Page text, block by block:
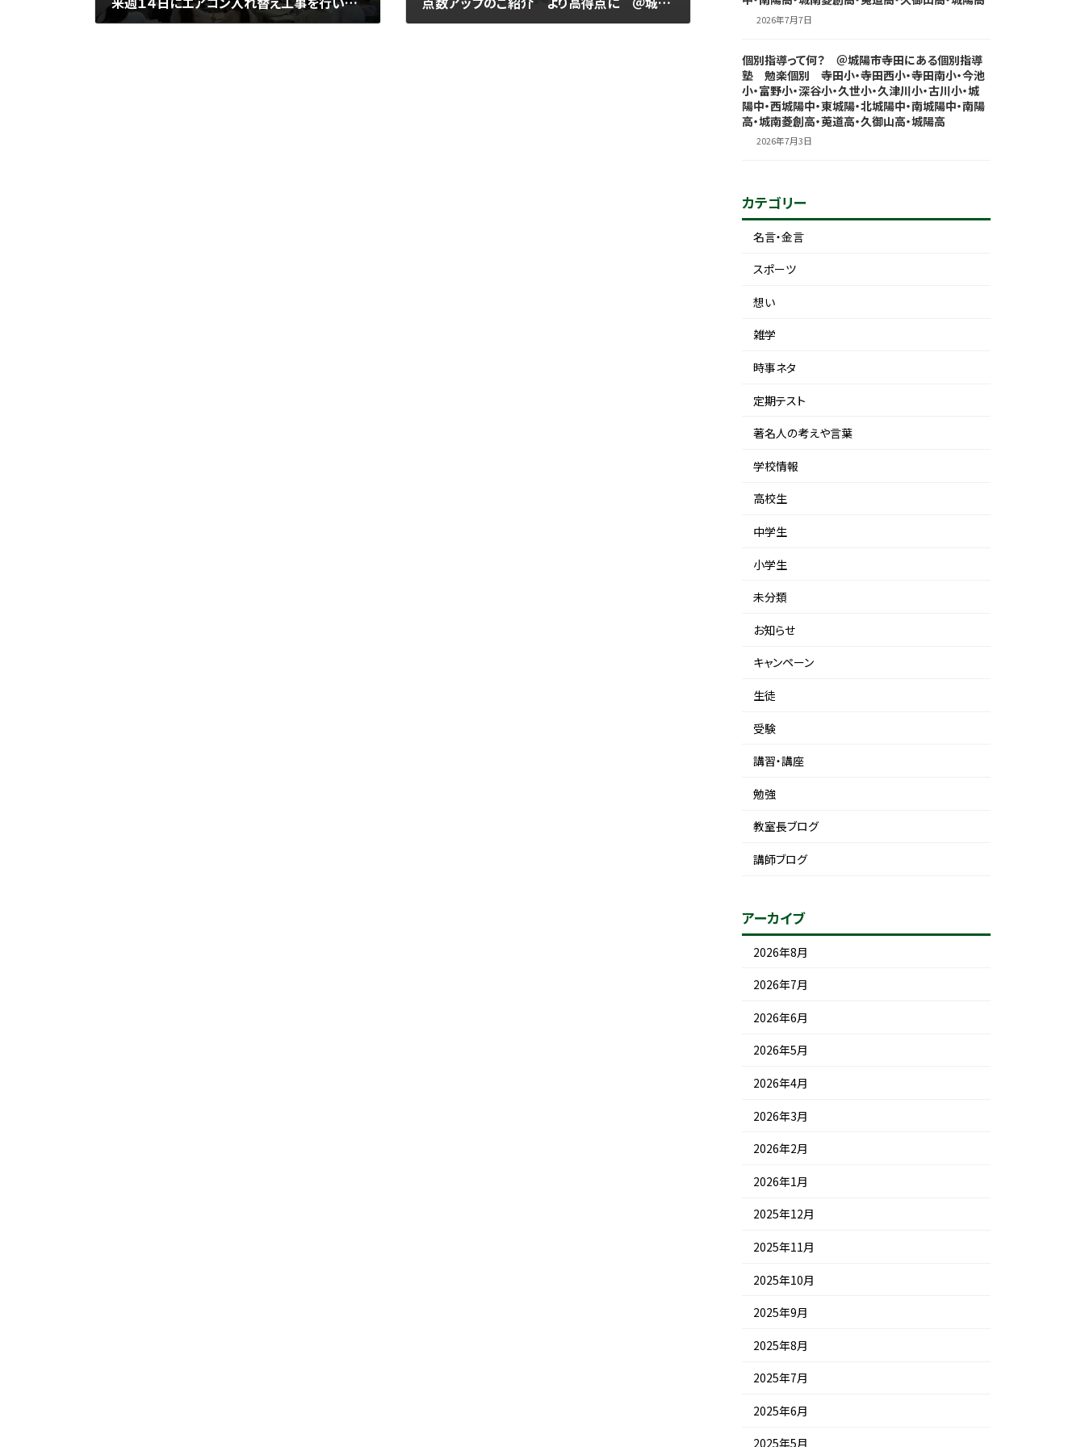
2026年7月7日
個別指導って何？ ＠城陽市寺田にある個別指導
塾 勉楽個別 寺田小・寺田西小・寺田南小・今池
小・富野小・深谷小・久世小・久津川小・古川小・城
陽中・西城陽中・東城陽・北城陽中・南城陽中・南陽
高・城南菱創高・莵道高・久御山高・城陽高
2026年7月3日
カテゴリー
名言・金言
スポーツ
想い
雑学
時事ネタ
定期テスト
著名人の考えや言葉
学校情報
高校生
中学生
小学生
未分類
お知らせ
キャンペーン
生徒
受験
講習・講座
勉強
教室長ブログ
講師ブログ
アーカイブ
2026年8月
2026年7月
2026年6月
2026年5月
2026年4月
2026年3月
2026年2月
2026年1月
2025年12月
2025年11月
2025年10月
2025年9月
2025年8月
2025年7月
2025年6月
2025年5月